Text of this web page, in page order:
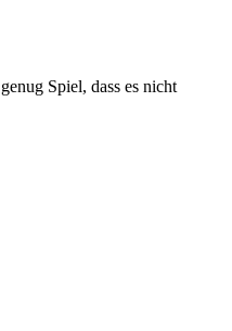
Spiel, dass es nicht